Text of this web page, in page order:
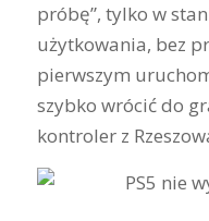
próbę”, tylko w
użytkowania, bez
pierwszym
szybko wrócić do
kontroler z